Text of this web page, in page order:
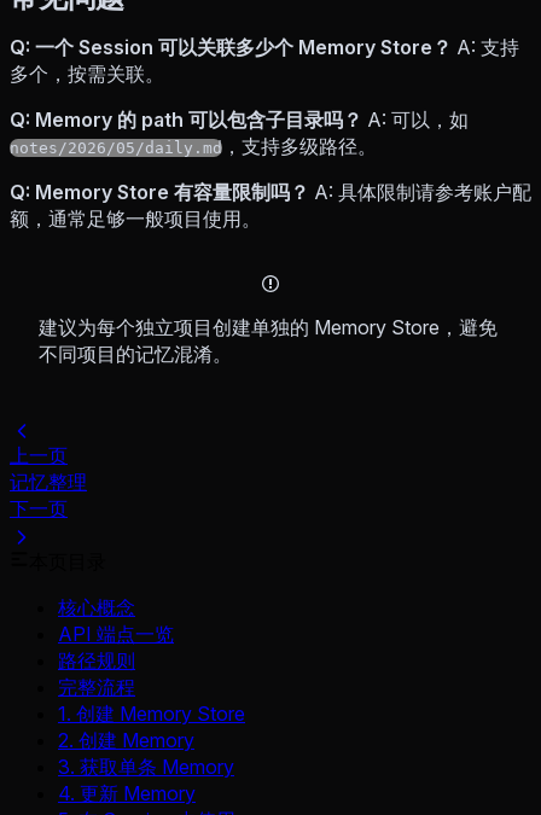
Q: 一个 Session 可以关联多少个 Memory Store？ A: 支持
多个，按需关联。
Q: Memory 的 path 可以包含子目录吗？ A: 可以，如
notes/2026/05/daily.md ，支持多级路径。
Q: Memory Store 有容量限制吗？ A: 具体限制请参考账户配
额，通常足够一般项目使用。
建议为每个独立项目创建单独的 Memory Store，避免
不同项目的记忆混淆。
上一页
记忆整理
下一页
核心概念
API 端点一览
路径规则
完整流程
1. 创建 Memory Store
2. 创建 Memory
3. 获取单条 Memory
4. 更新 Memory